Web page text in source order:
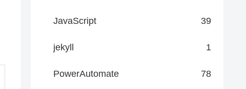
JavaScript 39
jekyll 1
PowerAutomate 78